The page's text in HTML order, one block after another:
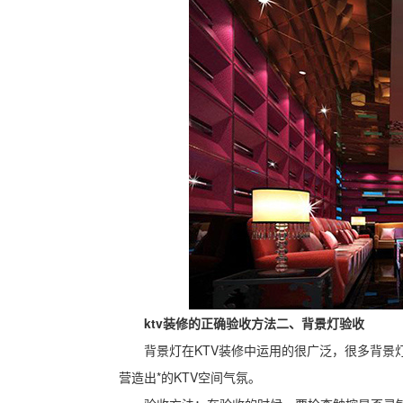
ktv装修的正确验收方法二、背景灯验收
背景灯在KTV装修中运用的很广泛，很多背
营造出*的KTV空间气氛。